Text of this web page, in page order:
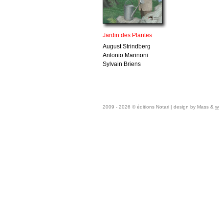
Jardin des Plantes
August Strindberg
Antonio Marinoni
Sylvain Briens
2009 - 2026 © éditions Notari | design by Mass &